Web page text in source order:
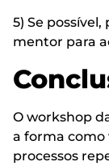
5) Se
mentor para
O workshop
a forma como
processos